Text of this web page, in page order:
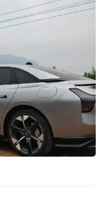
，欣赏着沿途的
们用了小鹏M0